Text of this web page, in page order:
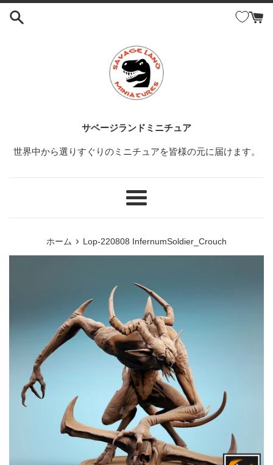
コ
サベージランドミニチュア
世界中から選りすぐりのミニチュアを皆様の元に届けます。
メ
ホーム › Lop-220808 InfernumSoldier_Crouch